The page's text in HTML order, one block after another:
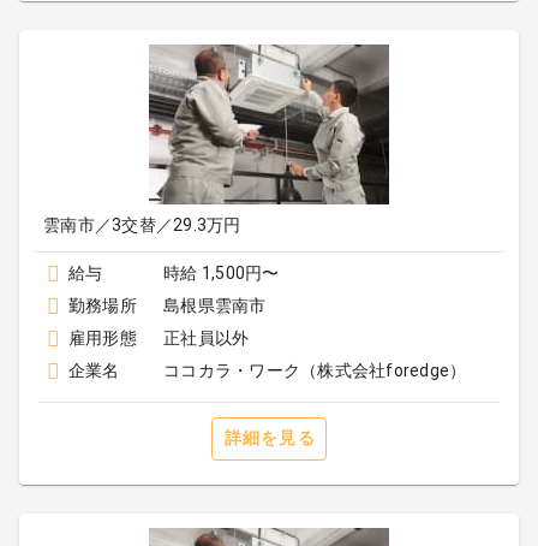
雲南市／3交替／29.3万円
給与
時給 1,500円〜
勤務場所
島根県雲南市
雇用形態
正社員以外
企業名
ココカラ・ワーク（株式会社foredge）
詳細を見る